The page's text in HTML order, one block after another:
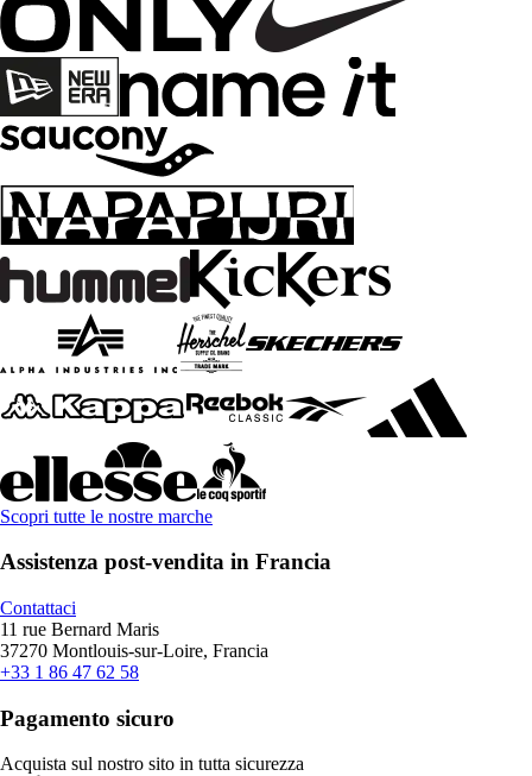
Scopri tutte le nostre marche
Assistenza post-vendita in Francia
Contattaci
11 rue Bernard Maris
37270 Montlouis-sur-Loire, Francia
+33 1 86 47 62 58
Pagamento sicuro
Acquista sul nostro sito in tutta sicurezza